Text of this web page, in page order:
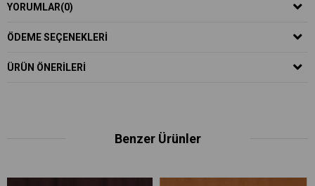
YORUMLAR(0)
ÖDEME SEÇENEKLERI
ÜRÜN ÖNERILERI
Benzer Ürünler